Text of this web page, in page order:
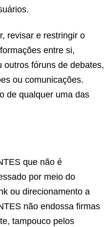
revisar e restringir o
entre si,
outros fóruns de debates,
ou comunicações.
de qualquer uma das
que não é
por meio do
ou direcionamento a
não endossa firmas
tampouco pelos